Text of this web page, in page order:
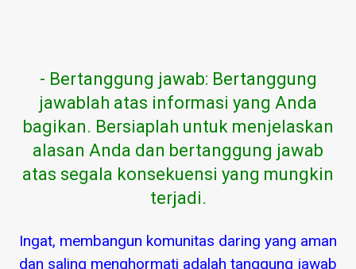
- Bertanggung jawab: Bertanggung
jawablah atas informasi yang Anda
bagikan. Bersiaplah untuk menjelaskan
alasan Anda dan bertanggung jawab
atas segala konsekuensi yang mungkin
terjadi.
Ingat, membangun komunitas daring yang aman
dan saling menghormati adalah tanggung jawab